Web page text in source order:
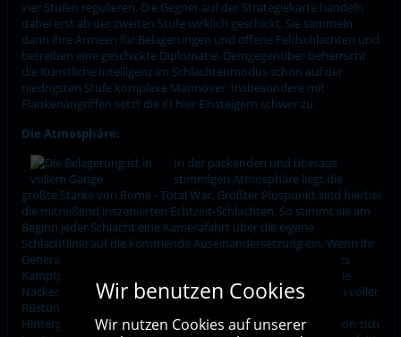
vier Stufen regulieren. Die Gegner auf der Strategiekarte handeln
dabei erst ab der zweiten Stufe wirklich geschickt. Sie sammeln
dann ihre Armeen für Belagerungen und offene Feldschlachten und
betreiben eine geschickte Diplomatie. Demgegenüber beherrscht
die Künstliche Intelligenz im Schlachtenmodus schon auf der
niedrigsten Stufe komplexe Mannöver. Insbesondere mit
Flankenangriffen setzt die KI hier Einsteigern schwer zu.
Die Atmosphäre:
In der packenden und überaus
stimmigen Atmosphäre liegt die
größte Stärke von Rome - Total War. Größter Pluspunkt sind hierbei
die mitreißend inszenierten Echtzeit-Schlachten. So stimmt sie am
Beginn jeder Schlacht eine Kamerafahrt über die eigene
Schlachtlinie auf die kommende Auseinandersetzung ein. Wenn ihr
General eine pathetische Rede hält und ihre Truppen in wildes
Kampfgeschrei ausbrechen, stellen sich ihnen unweigerlich die
Nackenhaare auf. Wenn dann noch zweitausend Legionäre in voller
Rüstung in Richtung Feind marschieren, während aus dem
Hintergrund die Artilleriegeschosse heranpfeifen, ist die Illusion sich
Wir benutzen Cookies
Wir nutzen Cookies auf unserer